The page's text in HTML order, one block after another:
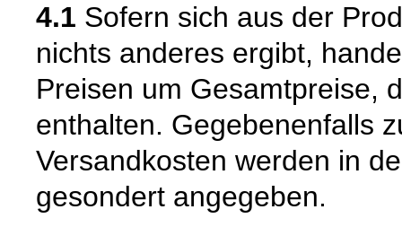
4.1 Sofern sich aus der
nichts anderes ergibt,
Preisen um Gesamtpreise,
enthalten. Gegebenenfalls
Versandkosten werden in
gesondert angegeben.